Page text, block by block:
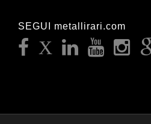
SEGUI metallirari.com